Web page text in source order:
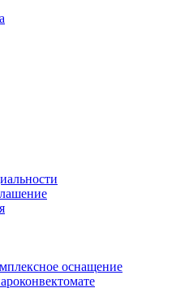
оснащение